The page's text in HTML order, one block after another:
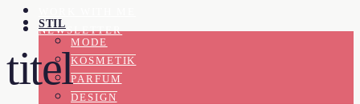
NEWSLETTER
STIL
MODE
KOSMETIK
PARFUM
DESIGN
titel